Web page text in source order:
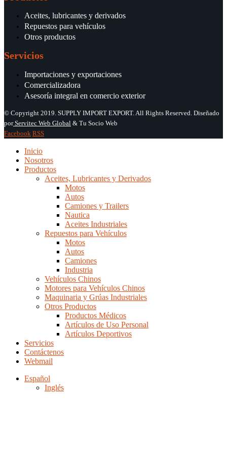
Aceites, lubricantes y derivados
Repuestos para vehículos
Otros productos
Servicios
Importaciones y exportaciones
Comercializadora
Asesoría integral en comercio exterior
© Copyright 2019. SUPPLY IMPORT EXPORT. All Rights Reserved. Diseñado
porServitec Web Global & Tu Socio Web
Facebook RSS
Inicio
Nosotros
Productos
Aceites, Lubricantes y Derivados
Motos
Autos
Camiones y Trailers
Nautica
Aceites Industriales
Repuestos para Vehículos
Motos
Autos
Camiones
Industria
Vehículos Chinos
Motores para Vehículos Chinos
Maquinaria y Grúas Industriales
Otros Productos
Productos Médicos
Artículos de Uso Personal
Artículos Deportivos
Servicios
Contáctenos
Webmail
Español
Inglés